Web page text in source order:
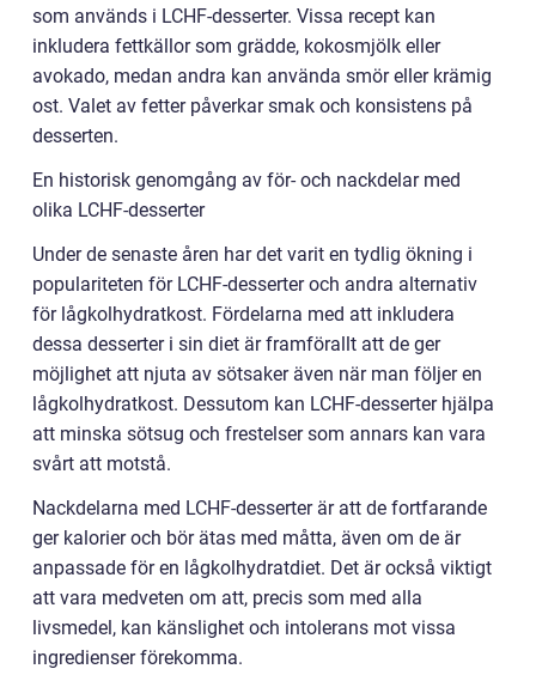
som används i LCHF-desserter. Vissa recept kan
inkludera fettkällor som grädde, kokosmjölk eller
avokado, medan andra kan använda smör eller krämig
ost. Valet av fetter påverkar smak och konsistens på
desserten.
En historisk genomgång av för- och nackdelar med
olika LCHF-desserter
Under de senaste åren har det varit en tydlig ökning i
populariteten för LCHF-desserter och andra alternativ
för lågkolhydratkost. Fördelarna med att inkludera
dessa desserter i sin diet är framförallt att de ger
möjlighet att njuta av sötsaker även när man följer en
lågkolhydratkost. Dessutom kan LCHF-desserter hjälpa
att minska sötsug och frestelser som annars kan vara
svårt att motstå.
Nackdelarna med LCHF-desserter är att de fortfarande
ger kalorier och bör ätas med måtta, även om de är
anpassade för en lågkolhydratdiet. Det är också viktigt
att vara medveten om att, precis som med alla
livsmedel, kan känslighet och intolerans mot vissa
ingredienser förekomma.